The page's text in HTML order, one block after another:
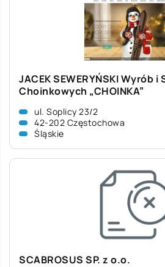
JACEK SEWERYŃSKI Wyrób
Choinkowych „CHOINKA”
ul. Soplicy 23/2
42-202 Częstochowa
Śląskie
SCABROSUS SP. z o.o.